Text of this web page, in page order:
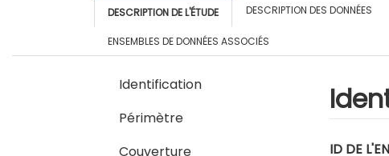
DESCRIPTION DE L'ÉTUDE DESCRIPTION DES DONNÉES
ENSEMBLES DE DONNÉES ASSOCIÉS
Identification
Périmètre
Couverture
ID DE